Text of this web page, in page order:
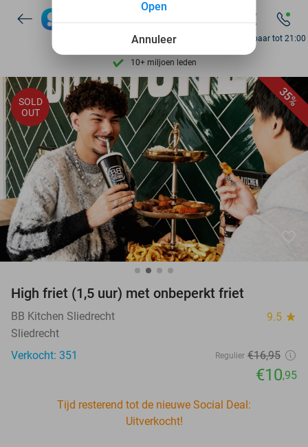
7 dagen per week beschikbaar
10+ miljoen leden
9,4 op basis van
Ontdek 15.000+ deals
7 dagen per week beschikbaar
10+ miljoen leden
Bereikbaar tot 21:00
35%
SOLD
OUT
favorite_border
High friet (1,5 uur) met onbeperkt friet
BB Kitchen Sliedrecht 9.5 star
Sliedrecht
Verkocht: 351
Regulier €16,95
€10,95
Tijd resterend tot de nieuwe Social Deal:
Uitverkocht!
Annuleer
Open